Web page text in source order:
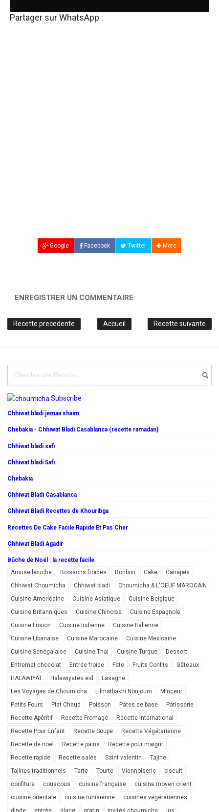
Partager sur WhatsApp :
Google Facebook Twitter More
ENREGISTRER UN COMMENTAIRE
Recette precedente Recette suivante
Accueil
Subscribe
Chhiwat bladi jemaa shaim
Chebakia - Chhiwat Bladi Casablanca (recette ramadan)
Chhiwat bladi safi
Chhiwat bladi Safi
Chebakia
Chhiwat Bladi Casablanca
Chhiwat Bladi Recettes de Khouribga
Recettes De Cake Facile Rapide Et Pas Cher
Chhiwat Bladi Agadir
Bûche de Noël : la recette facile
Amuse bouche
Boissons froides Bonbon Cake
Canapés
Chhiwat Choumicha
Chhiwat bladi
Choumicha & L'OEUF MAROCAIN
Cuisine Americaine
Cuisine Asiatique
Cuisine Belgique
Cuisine Britanniques
Cuisine Chinoise
Cuisine Espagnole
Cuisine Fusion
Cuisine Indienne
Cuisine Italienne
Cuisine Libanaise
Cuisine Marocaine
Cuisine Mexicaine
Cuisine Sénégalaise
Cuisine Thai Cuisine Turque
Dessert
Entremet chocolat
Entrée froide Fete Fruits Confits
Gâteaux
HALAWIYAT
Halawiyates eid
Lasagne
Les Voyages de Choumicha
Lilmatbakhi Noujoum
Minceur
Petits Fours
Plat Chaud Poisson Pâtes de base
Pâtisserie
Recette Apéritif
Recette Fromage
Recette International
Recette Pour Enfant
Recette Soupe
Recette Végétarienne
Recette de noel
Recette pains
Recette pour maigrir
Recette rapide
Recette salés Saint valentin
Tajine
Tajines traditionnels
Tarte Tourte Viennoiserie
biscuit
confiture
couscous cuisine française
cuisine moyen orient
cuisine orientale
cuisine tunisienne
cuisines végétariennes
dinde
entrée glace gratin invités choumicha jus